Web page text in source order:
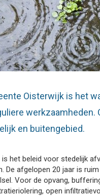
Oisterwijk is het
en buitengebied.
is het beleid voor stedelijk
De afgelopen 20 jaar is
Voor de opvang,
open